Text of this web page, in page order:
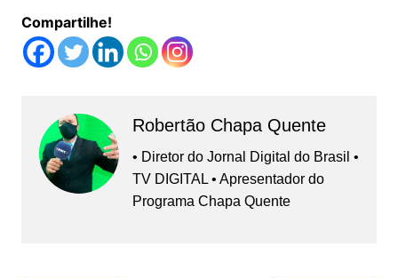
Compartilhe!
Robertão Chapa Quente
• Diretor do Jornal Digital do Brasil •
TV DIGITAL • Apresentador do
Programa Chapa Quente